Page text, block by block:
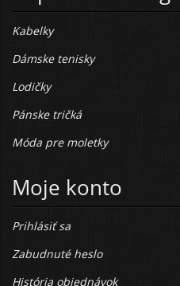
Kabelky
Dámske tenisky
Lodičky
Pánske tričká
Móda pre moletky
Moje konto
Prihlásiť sa
Zabudnuté heslo
História objednávok